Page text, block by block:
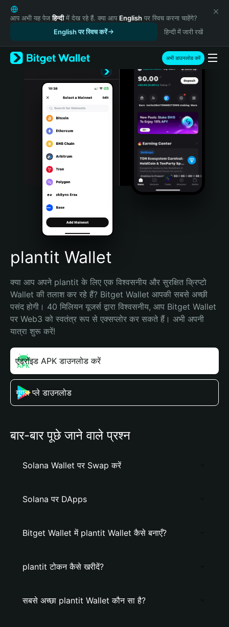
English
日本語
Русский
Español (Latinoamérica)
Türkçe
Português (Portugal)
Bahasa Indonesia
Português (Brasil)
Español (Argentina)
आप अभी यह पेजहिन्दीमें देख रहे हैं. क्या आप English पर स्विच करना चाहेंगे?
English पर स्विच करें
हिन्दी में जारी रखें
अभी डाउनलोड करें
plantit Wallet
क्या आप अपने plantit के लिए एक विश्वसनीय और सुरक्षित क्रिप्टो
Wallet की तलाश कर रहे हैं? Bitget Wallet आपकी सबसे अच्छी
पसंद होगी। 40 मिलियन यूजर्स द्वारा विश्वसनीय, आप Bitget Wallet
पर Web3 को स्वतंत्र रूप से एक्सप्लोर कर सकते हैं। अभी अपनी
यात्रा शुरू करें!
एंड्रॉइड APK डाउनलोड करें
गूगल प्ले डाउनलोड
बार-बार पूछे जाने वाले प्रश्न
Solana Wallet पर Swap करें
Solana पर DApps
Bitget Wallet में plantit Wallet कैसे बनाएँ?
plantit टोकन कैसे खरीदें?
सबसे अच्छा plantit Wallet कौन सा है?